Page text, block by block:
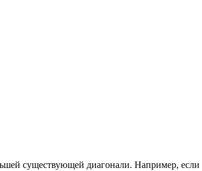
существующей диагонали. Например, если